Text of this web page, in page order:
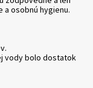
a osobnú hygienu.
vody bolo dostatok